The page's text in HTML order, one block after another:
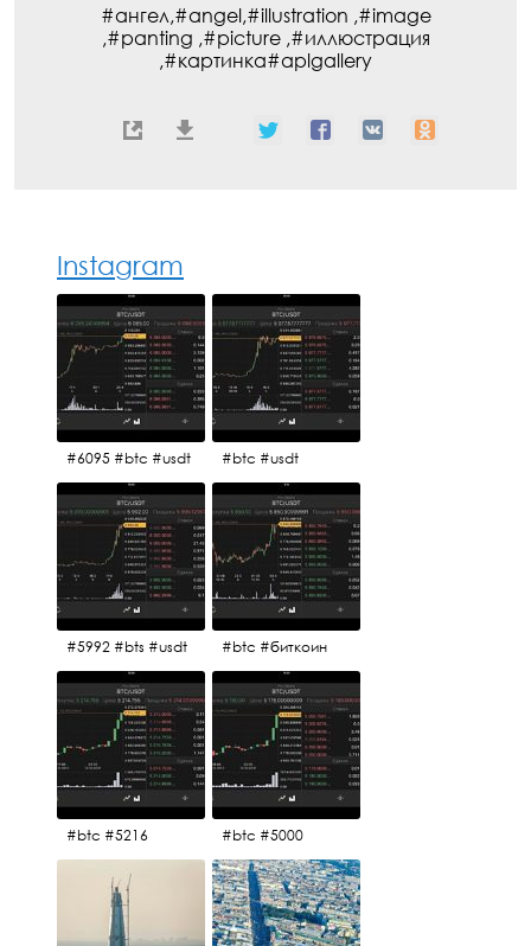
#ангел,#angel,#illustration ,#image
,#panting ,#picture ,#иллюстрация
,#картинка#aplgallery
Instagram
#6095 #btc #usdt #btc #usdt
#5992 #bts #usdt #btc #биткоин
#btc #5216 #btc #5000